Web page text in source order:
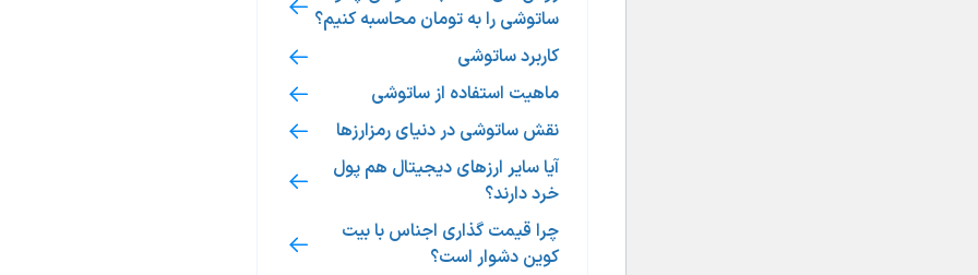
ساتوشی را به تومان محاسبه کنیم؟
کاربرد ساتوشی
ماهیت استفاده از ساتوشی
نقش ساتوشی در دنیای رمزارزها
آیا سایر ارزهای دیجیتال هم پول
خرد دارند؟
چرا قیمت گذاری اجناس با بیت
کوین دشوار است؟